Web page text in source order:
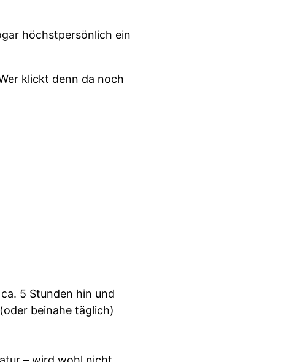
höchstpersönlich ein
klickt denn da noch
5 Stunden hin und
beinahe täglich)